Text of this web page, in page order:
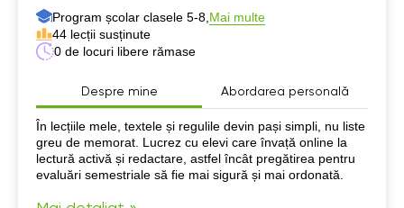
Program școlar clasele 5-8, Mai multe
44 lecții susținute
0 de locuri libere rămase
Despre mine Abordarea personală
Despre mine
În lecțiile mele, textele și regulile devin pași simpli, nu liste
greu de memorat. Lucrez cu elevi care învață online la
lectură activă și redactare, astfel încât pregătirea pentru
evaluări semestriale să fie mai sigură și mai ordonată.